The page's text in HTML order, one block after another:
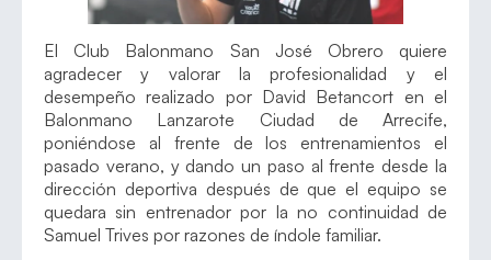
El Club Balonmano San José Obrero quiere
agradecer y valorar la profesionalidad y el
desempeño realizado por David Betancort en el
Balonmano Lanzarote Ciudad de Arrecife,
poniéndose al frente de los entrenamientos el
pasado verano, y dando un paso al frente desde la
dirección deportiva después de que el equipo se
quedara sin entrenador por la no continuidad de
Samuel Trives por razones de índole familiar.